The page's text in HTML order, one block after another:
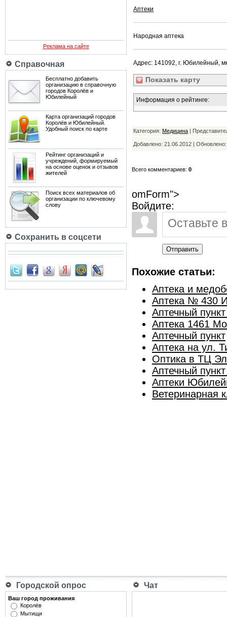
Реклама на сайте
Справочная
Бесплатно добавить
организацию в справочную
городов Королёв и
Юбилейный
Карта организаций городов
Королёв и Юбилейный.
Удобный поиск по карте
Рейтинг организаций и
учреждений, формируемый
на основе оценок и отзывов
жителей
Поиск всех материалов об
организации по ключевому
слову
Сохранить в соцсети
Аптеки
Народная аптека
Адрес: 141092, г. Юбилейный,
Показать карту
Информация о рейтинге:
Категория: Медицина |
Добавлено: 21.06.2012 |
Всего комментариев: 0
omForm">
Войдите:
Отправить
Похожие статьи:
Аптека и
Аптека № 430
Аптечный
Аптека 1461
Аптечный пункт
Аптека на ул.
Оптика в ТЦ
Аптечный
Аптеки
Ветеринарная
Городской опрос Чат
Ваш город проживания
Королёв
Мытищи